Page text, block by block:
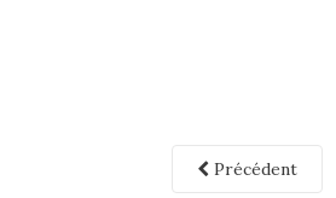
Précédent